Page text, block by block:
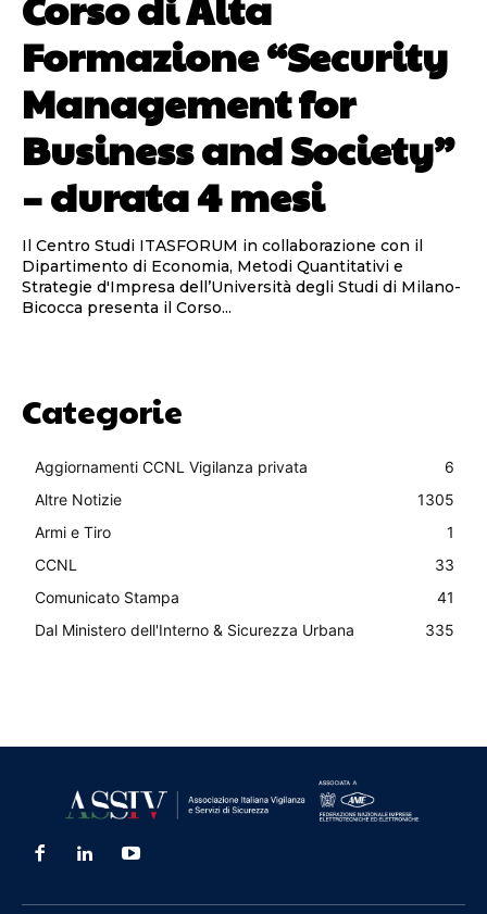
Formazione “Security
Management for
Business and Society”
– durata 4 mesi
Il Centro Studi ITASFORUM in collaborazione con il
Dipartimento di Economia, Metodi Quantitativi e
Strategie d'Impresa dell’Università degli Studi di Milano-
Bicocca presenta il Corso...
Categorie
Aggiornamenti CCNL Vigilanza privata
6
Altre Notizie
1305
Armi e Tiro
1
CCNL
33
Comunicato Stampa
41
Dal Ministero dell'Interno & Sicurezza Urbana
335